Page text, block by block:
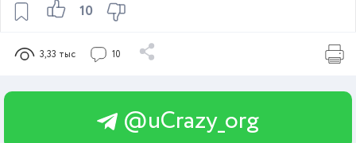
10
3,33 тыс 10
@uCrazy_org